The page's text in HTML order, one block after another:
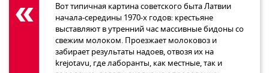
Вот типичная картина советского быта Латвии
начала-середины 1970-х годов: крестьяне
выставляют в утренний час массивные бидоны со
свежим молоком. Проезжает молоковоз и
забирает результаты надоев, отвозя их на
krejotavu, где лаборанты, как местные, так и